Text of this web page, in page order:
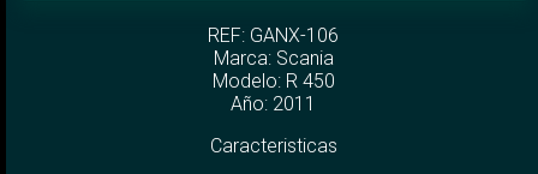
REF: GANX-106
Marca: Scania
Modelo: R 450
Año: 2011
Caracteristicas